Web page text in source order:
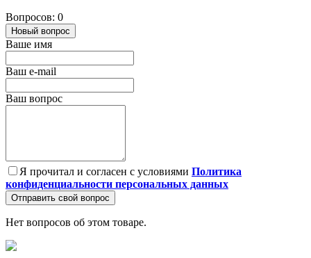
Вопросов: 0
Новый вопрос
Ваше имя
Ваш e-mail
Ваш вопрос
Я прочитал и согласен с условиями Политика
конфиденциальности персональных данных
Отправить свой вопрос
Нет вопросов об этом товаре.